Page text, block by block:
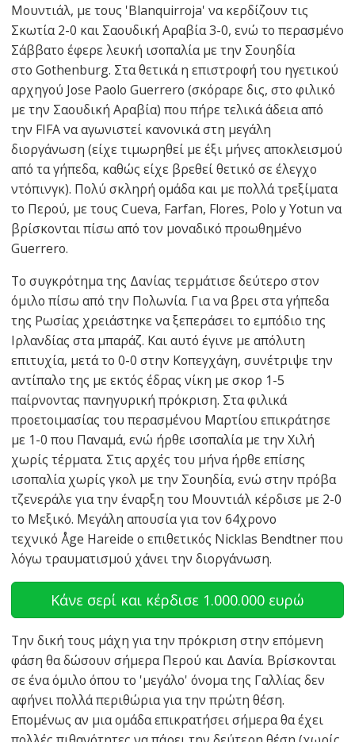
Μουντιάλ, με τους 'Blanquirroja' να κερδίζουν τις
Σκωτία 2-0 και Σαουδική Αραβία 3-0, ενώ το περασμένο
Σάββατο έφερε λευκή ισοπαλία με την Σουηδία
στο Gothenburg. Στα θετικά η επιστροφή του ηγετικού
αρχηγού Jose Paolo Guerrero (σκόραρε δις, στο φιλικό
με την Σαουδική Αραβία) που πήρε τελικά άδεια από
την FIFA να αγωνιστεί κανονικά στη μεγάλη
διοργάνωση (είχε τιμωρηθεί με έξι μήνες αποκλεισμού
από τα γήπεδα, καθώς είχε βρεθεί θετικό σε έλεγχο
ντόπινγκ). Πολύ σκληρή ομάδα και με πολλά τρεξίματα
το Περού, με τους Cueva, Farfan, Flores, Polo y Yotun να
βρίσκονται πίσω από τον μοναδικό προωθημένο
Guerrero.
Το συγκρότημα της Δανίας τερμάτισε δεύτερo στον
όμιλο πίσω από την Πολωνία. Για να βρει στα γήπεδα
της Ρωσίας χρειάστηκε να ξεπεράσει το εμπόδιο της
Ιρλανδίας στα μπαράζ. Και αυτό έγινε με απόλυτη
επιτυχία, μετά το 0-0 στην Κοπεγχάγη, συνέτριψε την
αντίπαλο της με εκτός έδρας νίκη με σκορ 1-5
παίρνοντας πανηγυρική πρόκριση. Στα φιλικά
προετοιμασίας του περασμένου Μαρτίου επικράτησε
με 1-0 που Παναμά, ενώ ήρθε ισοπαλία με την Χιλή
χωρίς τέρματα. Στις αρχές του μήνα ήρθε επίσης
ισοπαλία χωρίς γκολ με την Σουηδία, ενώ στην πρόβα
τζενεράλε για την έναρξη του Μουντιάλ κέρδισε με 2-0
το Μεξικό. Μεγάλη απουσία για τον 64χρονο
τεχνικό Åge Hareide ο επιθετικός Nicklas Bendtner που
λόγω τραυματισμού χάνει την διοργάνωση.
Κάνε σερί και κέρδισε 1.000.000 ευρώ
Την δική τους μάχη για την πρόκριση στην επόμενη
φάση θα δώσουν σήμερα Περού και Δανία. Βρίσκονται
σε ένα όμιλο όπου το 'μεγάλο' όνομα της Γαλλίας δεν
αφήνει πολλά περιθώρια για την πρώτη θέση.
Επομένως αν μια ομάδα επικρατήσει σήμερα θα έχει